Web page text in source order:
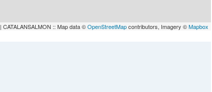
| CATALANSALMON :: Map data ©OpenStreetMapcontributors, Imagery ©Mapbox